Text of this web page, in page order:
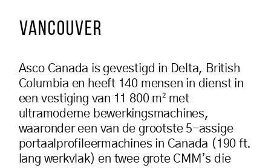
VANCOUVER
Asco Canada is gevestigd in Delta, British
Columbia en heeft 140 mensen in dienst in
een vestiging van 11 800 m² met
ultramoderne bewerkingsmachines,
waaronder een van de grootste 5-assige
portaalprofileermachines in Canada (190 ft.
lang werkvlak) en twee grote CMM’s die